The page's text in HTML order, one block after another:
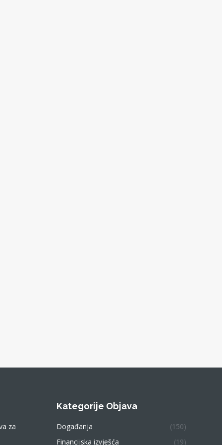
za
Kategorije Objava
Događanja
(150)
Financijska izvješća
(19)